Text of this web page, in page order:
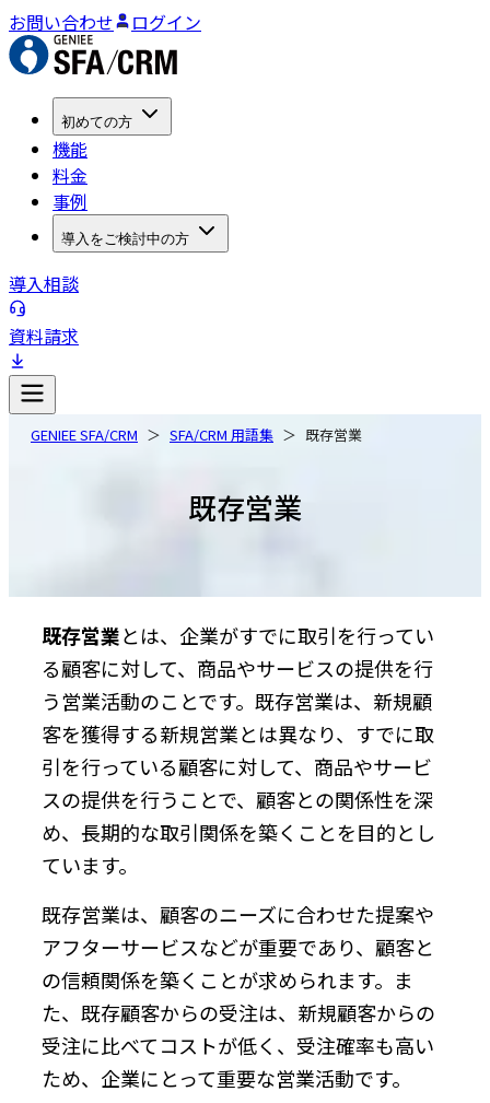
お問い合わせ ログイン
初めての方
機能
料金
事例
導入をご検討中の方
導入相談
資料請求
GENIEE SFA/CRM SFA/CRM 用語集 既存営業
既存営業
既存営業とは、企業がすでに取引を行ってい
る顧客に対して、商品やサービスの提供を行
う営業活動のことです。既存営業は、新規顧
客を獲得する新規営業とは異なり、すでに取
引を行っている顧客に対して、商品やサービ
スの提供を行うことで、顧客との関係性を深
め、長期的な取引関係を築くことを目的とし
ています。
既存営業は、顧客のニーズに合わせた提案や
アフターサービスなどが重要であり、顧客と
の信頼関係を築くことが求められます。ま
た、既存顧客からの受注は、新規顧客からの
受注に比べてコストが低く、受注確率も高い
ため、企業にとって重要な営業活動です。